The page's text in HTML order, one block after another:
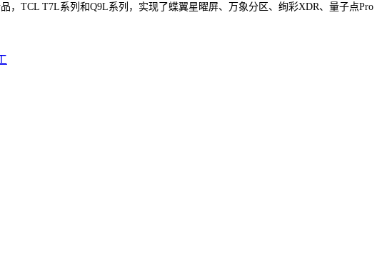
，TCL T7L系列和Q9L系列，实现了蝶翼星曜屏、万象分区、绚彩XDR、量子点Pro